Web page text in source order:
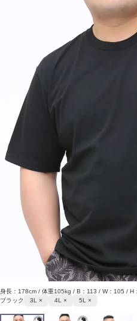
身長：178cm / 体重105kg / B：113 / W：105 /
ブラック
3L × 4L × 5L ×